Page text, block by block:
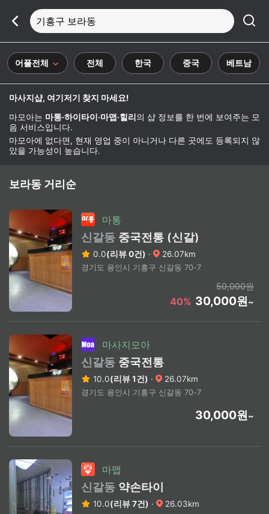
기흥구 보라동
어플전체 전체 한국 중국 베트남
마사지샵, 여기저기 찾지 마세요!
마모아는 마통·하이타이·마맵·힐리 의 샵 정보를 한 번에 보여주는 모
음 서비스입니다.
마모아에 없다면, 현재 영업 중이 아니거나 다른 곳에도 등록되지 않
았을 가능성이 높습니다.
보라동 거리순
마통
신갈동 중국전통 (신갈)
0.0(리뷰 0건) · 26.07km
경기도 용인시 기흥구 신갈동 70-7
50,000원
40% 30,000원~
마사지모아
신갈동 중국전통
10.0(리뷰 1건) · 26.07km
경기도 용인시 기흥구 신갈동 70-7
30,000원~
마맵
신갈동 약손타이
10.0(리뷰 7건) · 26.03km